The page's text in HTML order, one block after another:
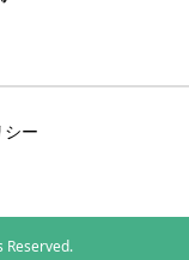
ー
Reserved.